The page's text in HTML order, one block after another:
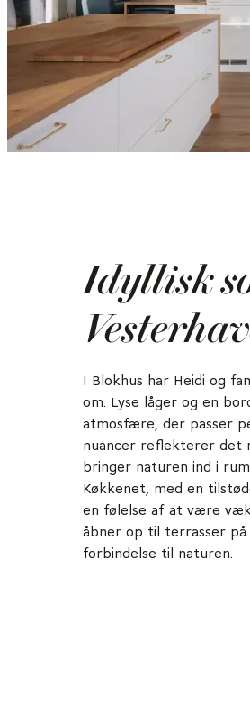
Idyllisk
I Blokhus har Heidi og
om. Lyse låger og en
atmosfære, der passer
nuancer reflekterer det
bringer naturen ind i
Køkkenet, med en
en følelse af at være
åbner op til terrasser
forbindelse til naturen.